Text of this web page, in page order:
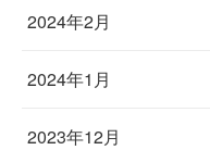
2024年2月
2024年1月
2023年12月